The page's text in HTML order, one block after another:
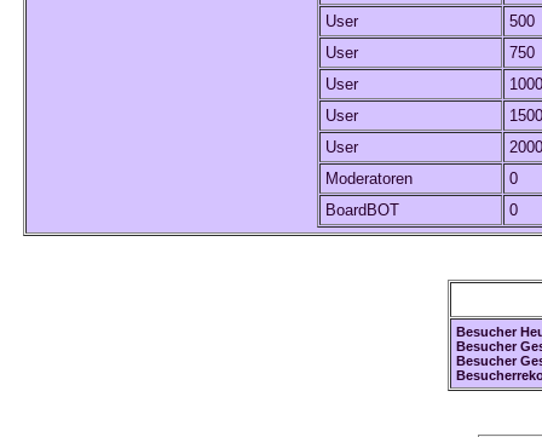
User
500
User
750
User
1000
User
1500
User
2000
Moderatoren
0
BoardBOT
0
Besucher
Besucher
Besucher